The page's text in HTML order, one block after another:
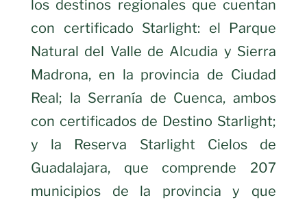
los destinos regionales que cuentan
con certificado Starlight: el Parque
Natural del Valle de Alcudia y Sierra
Madrona, en la provincia de Ciudad
Real; la Serranía de Cuenca, ambos
con certificados de Destino Starlight;
y la Reserva Starlight Cielos de
Guadalajara, que comprende 207
municipios de la provincia y que